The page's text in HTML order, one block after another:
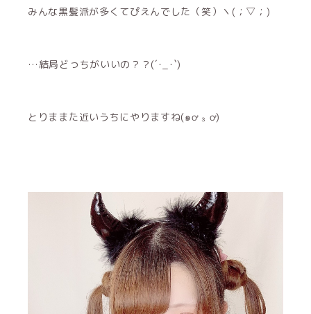
みんな黒髪派が多くてぴえんでした（笑）ヽ(；▽；)
…結局どっちがいいの？？(´･_･`)
とりままた近いうちにやりますね(๑ơ ₃ ơ)